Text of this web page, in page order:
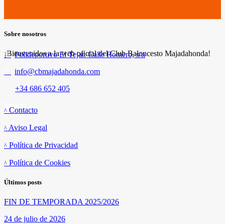
Sobre nosotros
¡Bienvenidos a la web oficial del Club Baloncesto Majadahonda!
Polideportivo El Tejar. Calle Romero, s/n
info@cbmajadahonda.com
+34 686 652 405
Contacto
Aviso Legal
Política de Privacidad
Política de Cookies
Últimos posts
FIN DE TEMPORADA 2025/2026
24 de julio de 2026